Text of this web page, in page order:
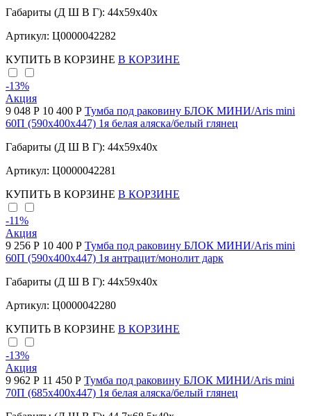
Габариты (Д Ш В Г): 44x59x40x
Артикул: Ц0000042282
КУПИТЬ В КОРЗИНЕ В КОРЗИНЕ
-13%
Акция
9 048 Р 10 400 Р Тумба под раковину БЛОК МИНИ/Aris mini
60П (590х400х447) 1я белая аляска/белый глянец
Габариты (Д Ш В Г): 44x59x40x
Артикул: Ц0000042281
КУПИТЬ В КОРЗИНЕ В КОРЗИНЕ
-11%
Акция
9 256 Р 10 400 Р Тумба под раковину БЛОК МИНИ/Aris mini
60П (590х400х447) 1я антрацит/монолит дарк
Габариты (Д Ш В Г): 44x59x40x
Артикул: Ц0000042280
КУПИТЬ В КОРЗИНЕ В КОРЗИНЕ
-13%
Акция
9 962 Р 11 450 Р Тумба под раковину БЛОК МИНИ/Aris mini
70П (685х400х447) 1я белая аляска/белый глянец